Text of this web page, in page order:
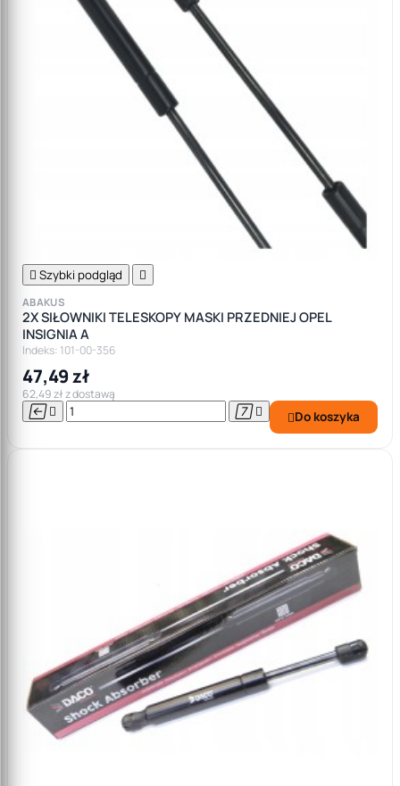
 Szybki podgląd 
ABAKUS
2X SIŁOWNIKI TELESKOPY MASKI PRZEDNIEJ OPEL
INSIGNIA A
Indeks: 101-00-356
47,49 zł
62,49 zł z dostawą
    Do koszyka